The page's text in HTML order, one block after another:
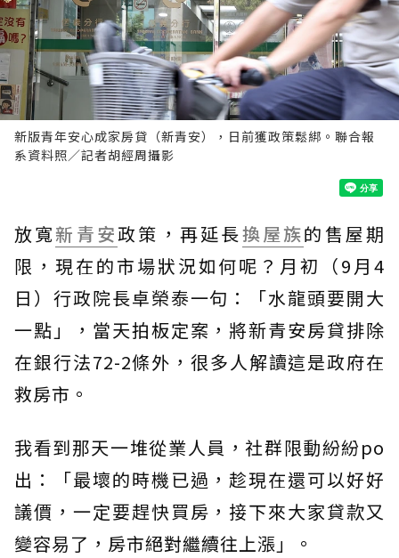
新版青年安心成家房貸（新青安），日前獲政策鬆綁。聯合報
系資料照／記者胡經周攝影
放寬新青安政策，再延長換屋族的售屋期
限，現在的市場狀況如何呢？月初（9月4
日）行政院長卓榮泰一句：「水龍頭要開大
一點」，當天拍板定案，將新青安房貸排除
在銀行法72-2條外，很多人解讀這是政府在
救房市。
我看到那天一堆從業人員，社群限動紛紛po
出：「最壞的時機已過，趁現在還可以好好
議價，一定要趕快買房，接下來大家貸款又
變容易了，房市絕對繼續往上漲」。